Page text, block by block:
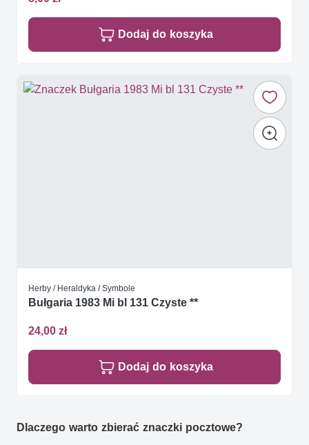
Dodaj do koszyka
Herby / Heraldyka / Symbole
Bułgaria 1983 Mi bl 131 Czyste **
24,00 zł
Dodaj do koszyka
Dlaczego warto zbierać znaczki pocztowe?